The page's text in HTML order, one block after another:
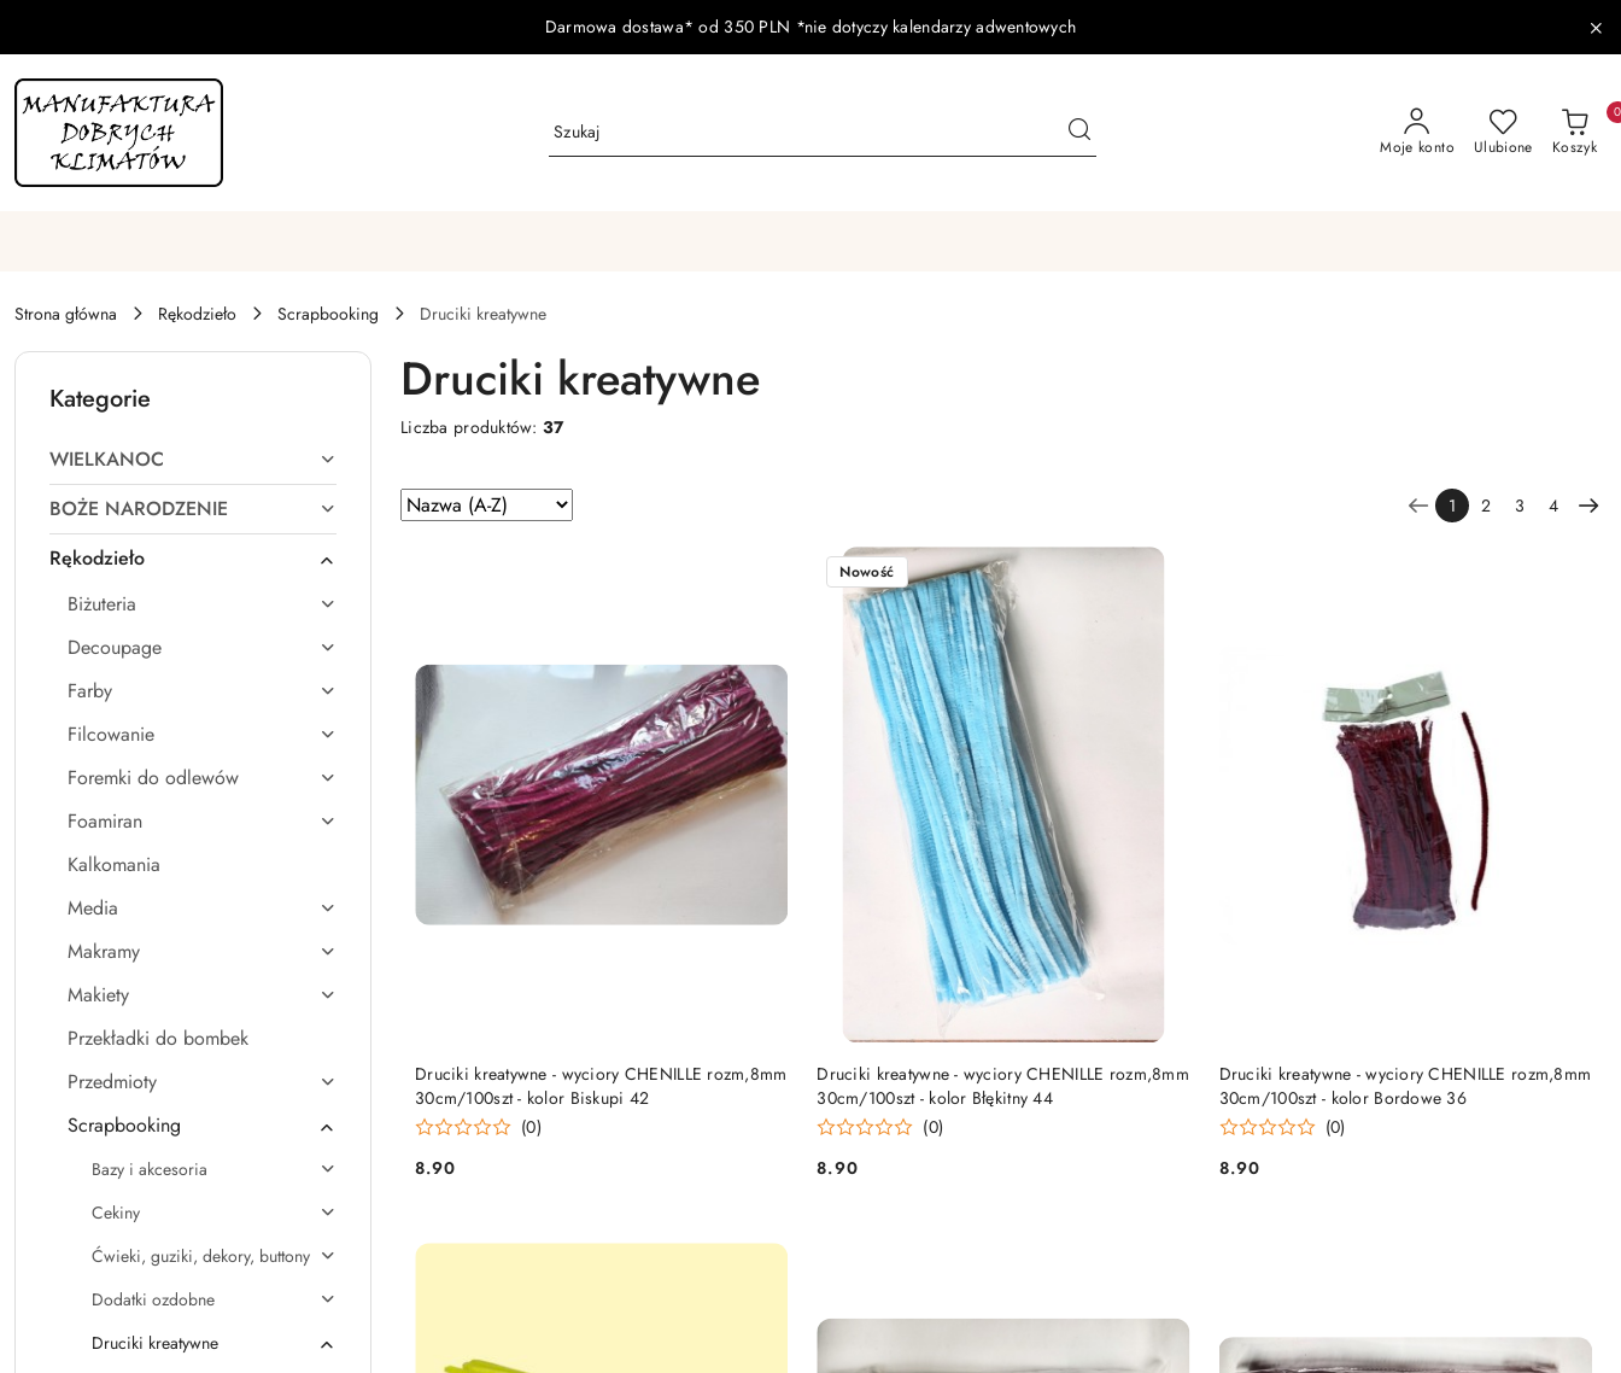
Darmowa dostawa* od 350 PLN *nie dotyczy kalendarzy adwentowych
Moje konto Ulubione Koszyk
0
Strona główna Rękodzieło Scrapbooking Druciki kreatywne
Kategorie
WIELKANOC
BOŻE NARODZENIE
Rękodzieło
Biżuteria
Decoupage
Farby
Filcowanie
Foremki do odlewów
Foamiran
Kalkomania
Media
Makramy
Makiety
Przekładki do bombek
Przedmioty
Scrapbooking
Bazy i akcesoria
Cekiny
Ćwieki, guziki, dekory, buttony
Dodatki ozdobne
Druciki kreatywne
Druciki kreatywne
Liczba produktów:37
Zastosowano
sortowanie:
Sortuj
według
1 2 3 4
Druciki kreatywne - wyciory CHENILLE rozm,8mm
30cm/100szt - kolor Biskupi 42
(0)
Cena:
8.90
DO KOSZYKA
Druciki kreatywne - wyciory CHENILLE rozm,8mm
30cm/100szt - kolor Błękitny 44
(0)
Cena:
8.90
Nowość
DO KOSZYKA
Druciki kreatywne - wyciory CHENILLE rozm,8mm
30cm/100szt - kolor Bordowe 36
(0)
Cena:
8.90
DO KOSZYKA